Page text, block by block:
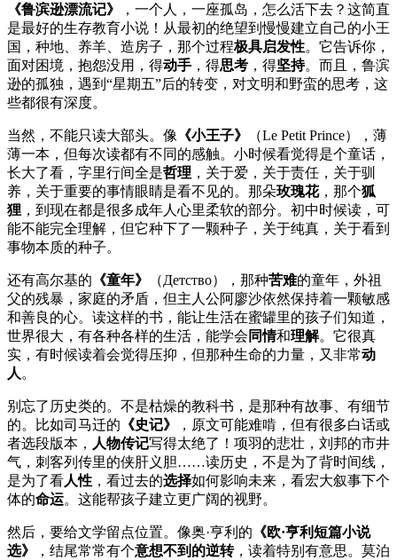
《鲁滨逊漂流记》
，一个人，一座孤岛，怎么活下去？这简直
是最好的生存教育小说！从最初的绝望到慢慢建立自己的小王
国，种地、养羊、造房子，那个过程极具启发性。它告诉你，
面对困境，抱怨没用，得动手 ，得思考 ，得坚持。而且，鲁滨
逊的孤独，遇到“星期五”后的转变，对文明和野蛮的思考，这
些都很有深度。
当然，不能只读大部头。像 《小王子》
（Le Petit Prince），薄
薄一本，但每次读都有不同的感触。小时候看觉得是个童话，
长大了看，字里行间全是哲理 ，关于爱，关于责任，关于驯
养，关于重要的事情眼睛是看不见的。那朵玫瑰花，那个狐
狸 ，到现在都是很多成年人心里柔软的部分。初中时候读，可
能不能完全理解，但它种下了一颗种子，关于纯真，关于看到
事物本质的种子。
还有高尔基的 《童年》 （Детство），那种苦难的童年，外祖
父的残暴，家庭的矛盾，但主人公阿廖沙依然保持着一颗敏感
和善良的心。读这样的书，能让生活在蜜罐里的孩子们知道，
世界很大，有各种各样的生活，能学会 同情和理解。它很真
实，有时候读着会觉得压抑，但那种生命的力量，又非常动
人 。
别忘了历史类的。不是枯燥的教科书，是那种有故事、有细节
的。比如司马迁的 《史记》
，原文可能难啃，但有很多白话或
者选段版本， 人物传记写得太绝了！项羽的悲壮，刘邦的市井
气，刺客列传里的侠肝义胆……读历史，不是为了背时间线，
是为了看人性 ，看过去的选择如何影响未来，看宏大叙事下个
体的命运。这能帮孩子建立更广阔的视野。
然后，要给文学留点位置。像奥·亨利的 《欧·亨利短篇小说
选》
，结尾常常有个意想不到的逆转，读着特别有意思。莫泊